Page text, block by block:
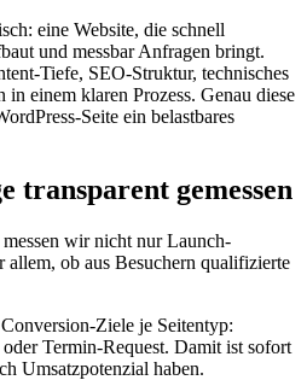
eine Website, die schnell
und messbar Anfragen bringt.
Tiefe, SEO-Struktur, technisches
einem klaren Prozess. Genau diese
Seite ein belastbares
transparent gemessen
wir nicht nur Launch-
ob aus Besuchern qualifizierte
Ziele je Seitentyp:
Termin-Request. Damit ist sofort
Umsatzpotenzial haben.